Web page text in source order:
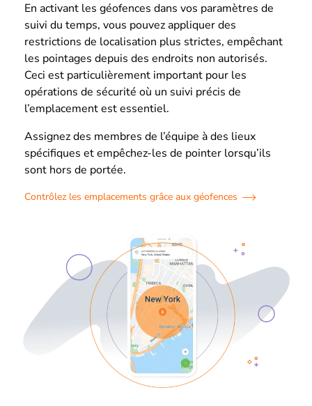
En activant les géofences dans vos paramètres de
suivi du temps, vous pouvez appliquer des
restrictions de localisation plus strictes, empêchant
les pointages depuis des endroits non autorisés.
Ceci est particulièrement important pour les
opérations de sécurité où un suivi précis de
l’emplacement est essentiel.
Assignez des membres de l’équipe à des lieux
spécifiques et empêchez-les de pointer lorsqu’ils
sont hors de portée.
Contrôlez les emplacements grâce aux géofences